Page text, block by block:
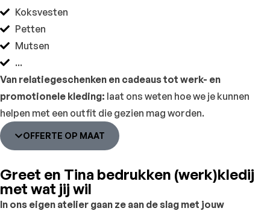
Koksvesten
Petten
Mutsen
...
Van relatiegeschenken en cadeaus tot werk- en
promotionele kleding: laat ons weten hoe we je kunnen
helpen met een outfit die gezien mag worden.
OFFERTE OP MAAT
Greet en Tina bedrukken (werk)kledij
met wat jij wil
In ons eigen atelier gaan ze aan de slag met jouw